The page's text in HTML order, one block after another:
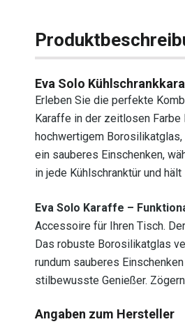
Eva Solo
Erleben Sie die perfekte
Karaffe in der zeitlosen
hochwertigem
ein sauberes Einschenken,
in jede Kühlschranktür und
Eva Solo Karaffe –
Accessoire für Ihren Tisch.
Das robuste Borosilikatglas
rundum sauberes
stilbewusste Genießer.
Angaben zum Hersteller